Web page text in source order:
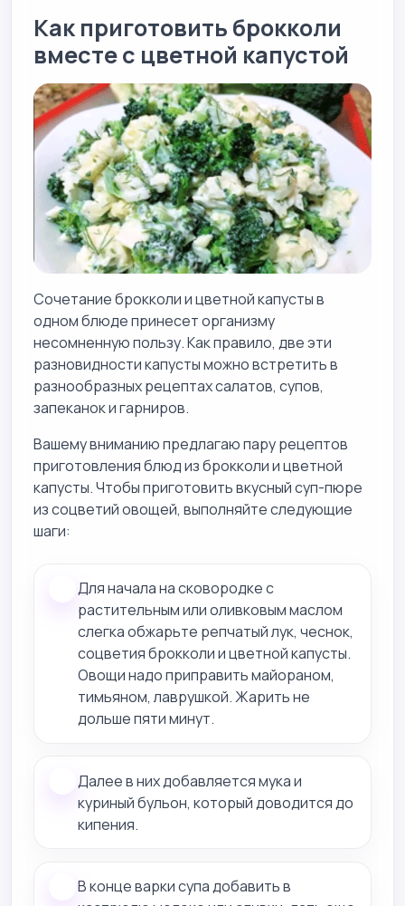
Как приготовить брокколи
вместе с цветной капустой
Сочетание брокколи и цветной капусты в
одном блюде принесет организму
несомненную пользу. Как правило, две эти
разновидности капусты можно встретить в
разнообразных рецептах салатов, супов,
запеканок и гарниров.
Вашему вниманию предлагаю пару рецептов
приготовления блюд из брокколи и цветной
капусты. Чтобы приготовить вкусный суп-пюре
из соцветий овощей, выполняйте следующие
шаги:
Для начала на сковородке с
растительным или оливковым маслом
слегка обжарьте репчатый лук, чеснок,
соцветия брокколи и цветной капусты.
Овощи надо приправить майораном,
тимьяном, лаврушкой. Жарить не
дольше пяти минут.
Далее в них добавляется мука и
куриный бульон, который доводится до
кипения.
В конце варки супа добавить в